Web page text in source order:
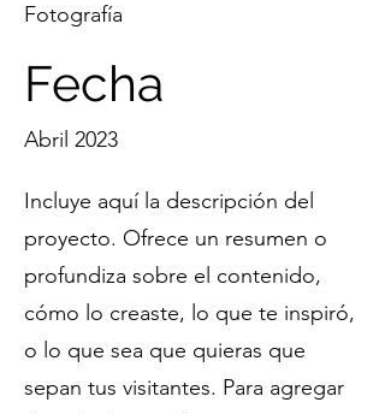
Fotografía
Fecha
Abril 2023
Incluye aquí la descripción del
proyecto. Ofrece un resumen o
profundiza sobre el contenido,
cómo lo creaste, lo que te inspiró,
o lo que sea que quieras que
sepan tus visitantes. Para agregar